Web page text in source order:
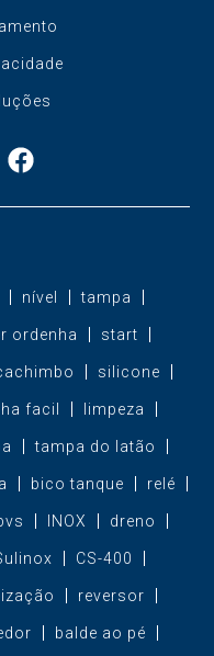
nível tampa
ordenha start
silicone
facil limpeza
tampa do latão
bico tanque relé
INOX dreno
CS-400
reversor
balde ao pé